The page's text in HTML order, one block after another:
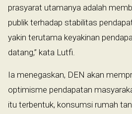
prasyarat utamanya adalah
publik terhadap stabilitas
yakin terutama keyakinan
datang,” kata Lutfi.
Ia menegaskan, DEN akan
optimisme pendapatan
itu terbentuk, konsumsi rumah